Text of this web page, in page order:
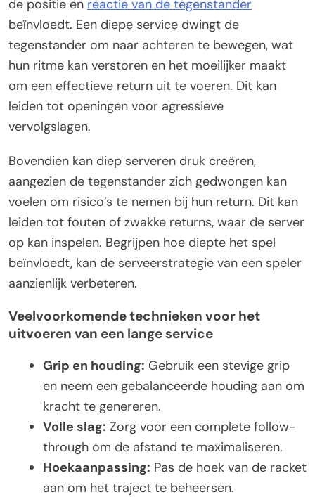
de positie en reactie van de tegenstander
beïnvloedt. Een diepe service dwingt de
tegenstander om naar achteren te bewegen, wat
hun ritme kan verstoren en het moeilijker maakt
om een effectieve return uit te voeren. Dit kan
leiden tot openingen voor agressieve
vervolgslagen.
Bovendien kan diep serveren druk creëren,
aangezien de tegenstander zich gedwongen kan
voelen om risico’s te nemen bij hun return. Dit kan
leiden tot fouten of zwakke returns, waar de server
op kan inspelen. Begrijpen hoe diepte het spel
beïnvloedt, kan de serveerstrategie van een speler
aanzienlijk verbeteren.
Veelvoorkomende technieken voor het
uitvoeren van een lange service
Grip en houding: Gebruik een stevige grip
en neem een gebalanceerde houding aan om
kracht te genereren.
Volle slag: Zorg voor een complete follow-
through om de afstand te maximaliseren.
Hoekaanpassing: Pas de hoek van de racket
aan om het traject te beheersen.